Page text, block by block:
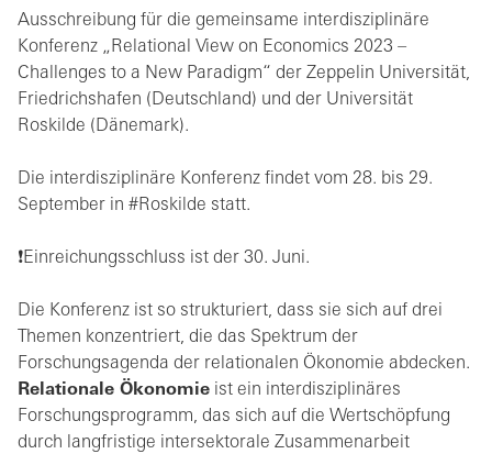
Ausschreibung für die gemeinsame interdisziplinäre
Konferenz „Relational View on Economics 2023 –
Challenges to a New Paradigm“ der Zeppelin Universität,
Friedrichshafen (Deutschland) und der Universität
Roskilde (Dänemark).
Die interdisziplinäre Konferenz findet vom 28. bis 29.
September in #Roskilde statt.
❗️Einreichungsschluss ist der 30. Juni.
Die Konferenz ist so strukturiert, dass sie sich auf drei
Themen konzentriert, die das Spektrum der
Forschungsagenda der relationalen Ökonomie abdecken.
Relationale Ökonomie ist ein interdisziplinäres
Forschungsprogramm, das sich auf die Wertschöpfung
durch langfristige intersektorale Zusammenarbeit